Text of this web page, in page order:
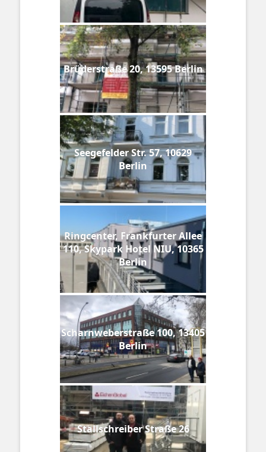
Brüderstraße 20, 13595 Berlin
Seegefelder Str. 57, 10629
Berlin
Ringcenter, Frankfurter Allee
110, Skypark Hotel NIU, 10365
Berlin
Scharnweberstraße 100, 13405
Berlin
Stallschreiber Straße 26